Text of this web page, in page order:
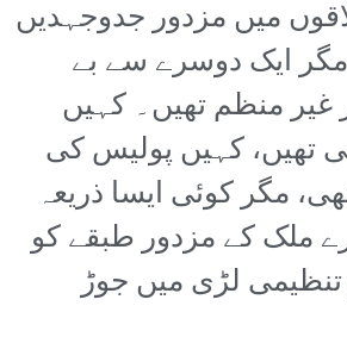
میں مزدور جدوجہدیں
ایک دوسرے سے بے
غیر منظم تھیں۔ کہیں
تھیں، کہیں پولیس کی
مگر کوئی ایسا ذریعہ
ملک کے مزدور طبقے کو
تنظیمی لڑی میں جوڑ